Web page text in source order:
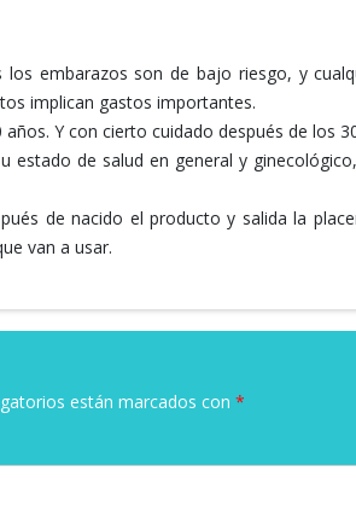
embarazos son de bajo riesgo, y
implican gastos importantes.
Y con cierto cuidado después de los
estado de salud en general y
de nacido el producto y salida la
van a usar.
están marcados con *